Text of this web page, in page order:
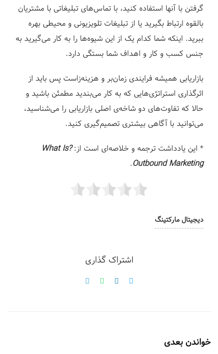
گرفتن با آنها استفاده کنید، با تماس‌های تبلیغاتی با مشتریان
بالقوه ارتباط بگیرید یا از تبلیغات تلویزیونی و محیطی بهره
ببرید. اینکه شما کدام یک از این شیوه‌ها را به کار می‌گیرید به
جنس کسب و کار و اهداف شما بستگی دارد.
بازاریابی همیشه فرایندی زمان‌بر و هزینه‌زاست پس باید از
اثرگذاری استراتژی‌هایی که به کار می‌بندید مطمئن باشید و
حالا که تفاوت‌های دو شاخه‌ی اصلی بازاریابی را می‌شناسید،
می‌توانید با آگاهی بیشتری تصمیم‌گیری کنید.
* این یادداشت ترجمه‌ و خلاصه‌ای است از: ?What Is
Outbound Marketing
.
دیجیتال مارکتینگ
اشتراک گذاری
خواندن بعدی